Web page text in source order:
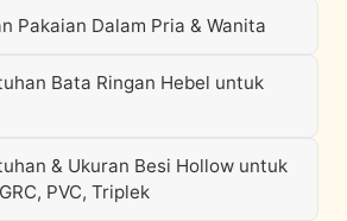
Pakaian Dalam Pria & Wanita
Bata Ringan Hebel untuk
& Ukuran Besi Hollow untuk
PVC, Triplek